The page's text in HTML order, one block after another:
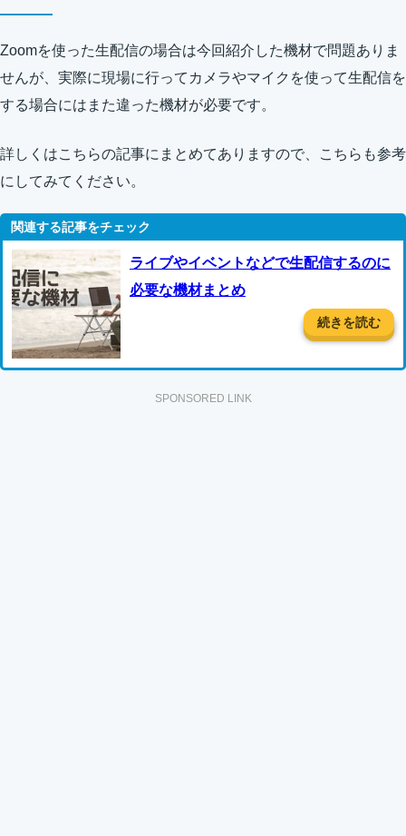
Zoomを使った生配信の場合は今回紹介した機材で問題ありま
せんが、実際に現場に行ってカメラやマイクを使って生配信を
する場合にはまた違った機材が必要です。
詳しくはこちらの記事にまとめてありますので、こちらも参考
にしてみてください。
ライブやイベントなどで生配信するのに
必要な機材まとめ
続きを読む
SPONSORED LINK